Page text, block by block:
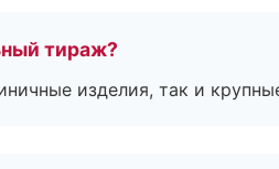
тираж?
изделия, так и